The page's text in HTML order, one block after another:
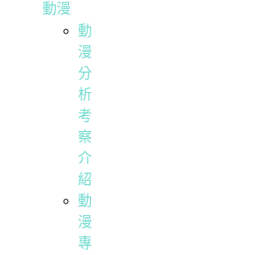
動漫
動
漫
分
析
考
察
介
紹
動
漫
專